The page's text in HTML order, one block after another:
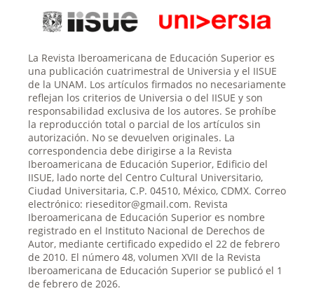
La Revista Iberoamericana de Educación Superior es
una publicación cuatrimestral de Universia y el IISUE
de la UNAM. Los artículos firmados no necesariamente
reflejan los criterios de Universia o del IISUE y son
responsabilidad exclusiva de los autores. Se prohíbe
la reproducción total o parcial de los artículos sin
autorización. No se devuelven originales. La
correspondencia debe dirigirse a la Revista
Iberoamericana de Educación Superior, Edificio del
IISUE, lado norte del Centro Cultural Universitario,
Ciudad Universitaria, C.P. 04510, México, CDMX. Correo
electrónico: rieseditor@gmail.com. Revista
Iberoamericana de Educación Superior es nombre
registrado en el Instituto Nacional de Derechos de
Autor, mediante certificado expedido el 22 de febrero
de 2010. El número 48, volumen XVII de la Revista
Iberoamericana de Educación Superior se publicó el 1
de febrero de 2026.